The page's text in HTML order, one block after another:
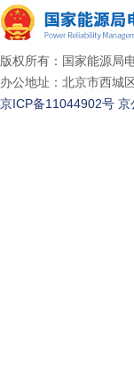
版权所有：国家能源局
办公地址：北京市西城
京ICP备11044902号 京